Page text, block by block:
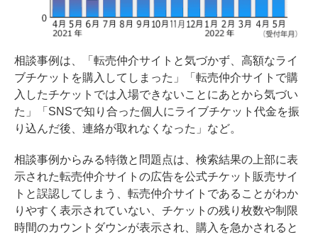
相談事例は、「転売仲介サイトと気づかず、高額なライ
ブチケットを購入してしまった」「転売仲介サイトで購
入したチケットでは入場できないことにあとから気づい
た」「SNSで知り合った個人にライブチケット代金を振
り込んだ後、連絡が取れなくなった」など。
相談事例からみる特徴と問題点は、検索結果の上部に表
示された転売仲介サイトの広告を公式チケット販売サイ
トと誤認してしまう、転売仲介サイトであることがわか
りやすく表示されていない、チケットの残り枚数や制限
時間のカウントダウンが表示され、購入を急かされると